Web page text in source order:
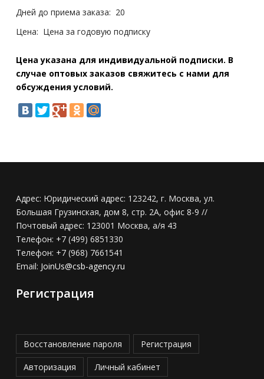
Дней до приема заказа: 20
Цена: Цена за годовую подписку
Цена указана для индивидуальной подписки. В
случае оптовых заказов свяжитесь с нами для
обсуждения условий.
Адрес: Юридический адрес: 123242, г. Москва, ул.
Большая Грузинская, дом 8, стр. 2А, офис 8-9 //
Почтовый адрес: 123001 Москва, а/я 43
Телефон: +7 (499) 6851330
Телефон: +7 (968) 7661541
Email: JoinUs@csb-agency.ru
Регистрация
Восстановление пароля Регистрация
Авторизация Личный кабинет